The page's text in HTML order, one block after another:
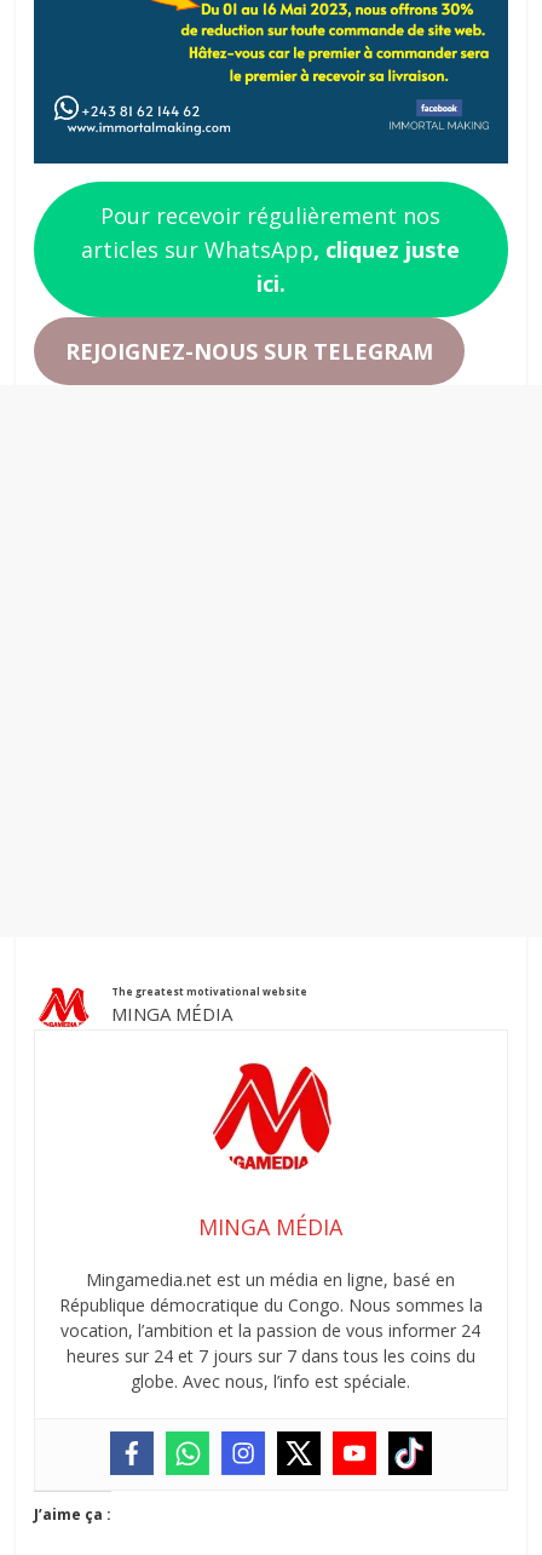
Pour recevoir régulièrement nos
articles sur WhatsApp, cliquez juste
ici.
REJOIGNEZ-NOUS SUR TELEGRAM
The greatest motivational website
MINGA MÉDIA
MINGA MÉDIA
Mingamedia.net est un média en ligne, basé en
République démocratique du Congo. Nous sommes la
vocation, l’ambition et la passion de vous informer 24
heures sur 24 et 7 jours sur 7 dans tous les coins du
globe. Avec nous, l’info est spéciale.
J’aime ça :